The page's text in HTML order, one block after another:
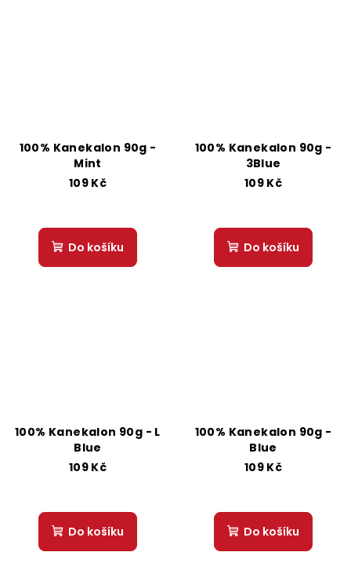
100% Kanekalon 90g -
Mint
109 Kč
Do košíku
100% Kanekalon 90g -
3Blue
109 Kč
Do košíku
100% Kanekalon 90g - L
Blue
109 Kč
Do košíku
100% Kanekalon 90g -
Blue
109 Kč
Do košíku